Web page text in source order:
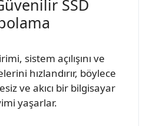
SSD
sistem açılışını ve
hızlandırır, böylece
ve akıcı bir bilgisayar
yaşarlar.